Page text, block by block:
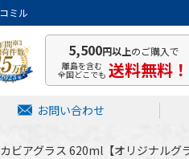
ミル
5,500円以上のご購入で
離島を含む
全国どこでも 送料無料！
お問い合わせ
ビアグラス 620ml【オリジナルグ